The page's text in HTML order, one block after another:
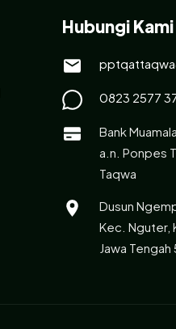
Hubungi Kami
0823 2577
Bank
a.n. Ponpes
Taqwa
Dusun
Kec. Nguter,
Jawa Tengah